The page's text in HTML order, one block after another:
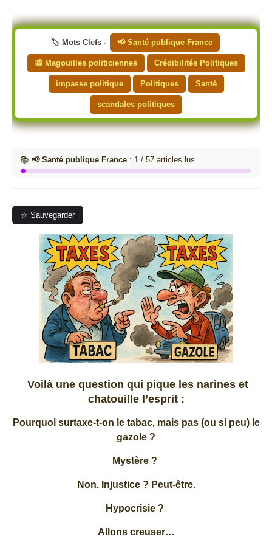
🏷️ Mots Clefs - 📢 Santé publique France
📰 Magouilles politiciennes Crédibilités Politiques
impasse politique Politiques Santé
scandales politiques
📚 📢 Santé publique France : 1 / 57 articles lus
☆ Sauvegarder
Voilà une question qui pique les narines et
chatouille l’esprit :
Pourquoi surtaxe-t-on le tabac, mais pas (ou si peu) le
gazole ?
Mystère ?
Non. Injustice ? Peut-être.
Hypocrisie ?
Allons creuser…